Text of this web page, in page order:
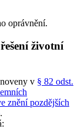
oprávnění.
životní
v § 82 odst.
znění pozdějších
.